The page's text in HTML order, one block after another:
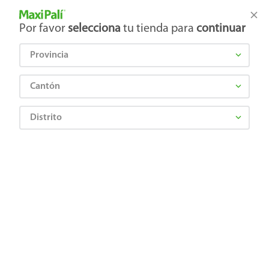
Tienda Maxi Palí
Por favor selecciona tu tienda para continuar
Provincia
Cantón
Distrito